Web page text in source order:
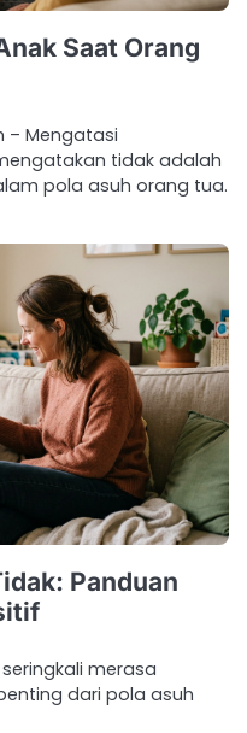
Saat Orang
Mengatasi
tidak adalah
pola asuh orang tua.
Panduan
merasa
dari pola asuh